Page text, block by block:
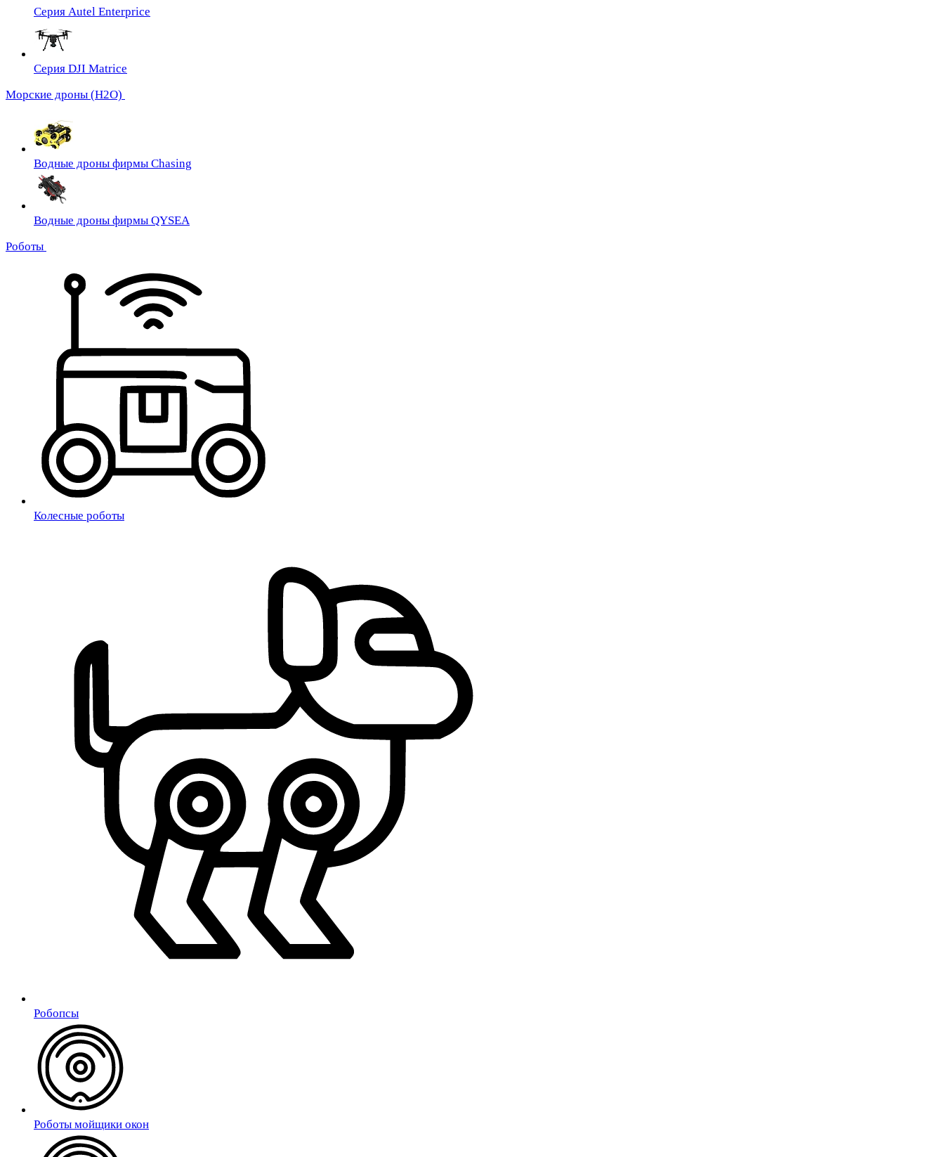
Серия Autel Enterprice
Серия DJI Matrice
Морские дроны (H2O)
Водные дроны фирмы Chasing
Водные дроны фирмы QYSEA
Роботы
Колесные роботы
Робопсы
Роботы мойщики окон